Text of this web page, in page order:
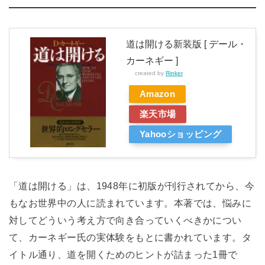
道は開ける新装版 [ デール・
カーネギー ]
created by Rinker
Amazon
楽天市場
Yahooショッピング
「道は開ける」は、1948年に初版が刊行されてから、今
もなお世界中の人に読まれています。本著では、悩みに
対してどういう考え方で向き合っていくべきかについ
て、カーネギー氏の実体験をもとに書かれています。タ
イトル通り、道を開くためのヒントが詰まった1冊で